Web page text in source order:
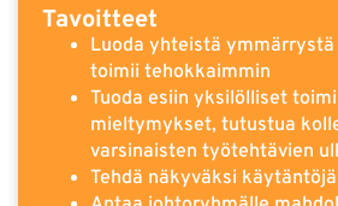
Tavoitteet
Luoda yhteistä
toimii tehokkaimmin
Tuoda esiin yksilölliset
mieltymykset, tutustua
varsinaisten työtehtävien
Tehdä näkyväksi